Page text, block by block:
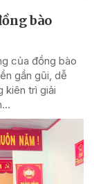
bào
của đồng bào
gần gũi, dễ
kiên trì giải